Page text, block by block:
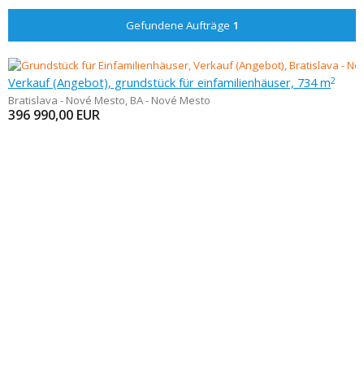
Gefundene Aufträge 1
Verkauf (Angebot), grundstück für einfamilienhäuser, 734 m2
Bratislava - Nové Mesto, BA - Nové Mesto
396 990,00 EUR